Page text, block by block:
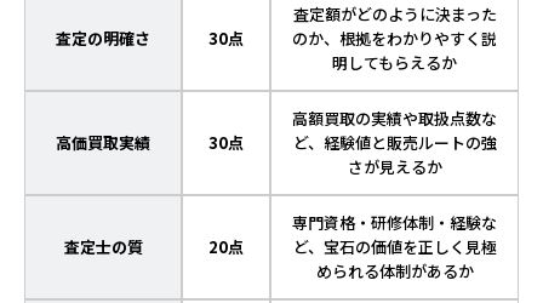
査定の明確さ 30点
査定額がどのように決まった
のか、根拠をわかりやすく説
明してもらえるか
高価買取実績 30点
高額買取の実績や取扱点数な
ど、経験値と販売ルートの強
さが見えるか
査定士の質 20点
専門資格・研修体制・経験な
ど、宝石の価値を正しく見極
められる体制があるか